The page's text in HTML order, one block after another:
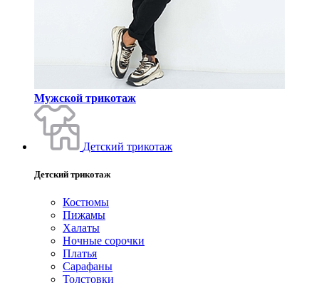
Мужской трикотаж
Детский трикотаж
Детский трикотаж
Костюмы
Пижамы
Халаты
Ночные сорочки
Платья
Сарафаны
Толстовки